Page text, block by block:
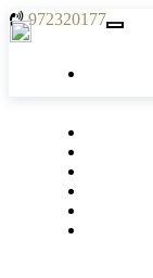
972320177
Toggle